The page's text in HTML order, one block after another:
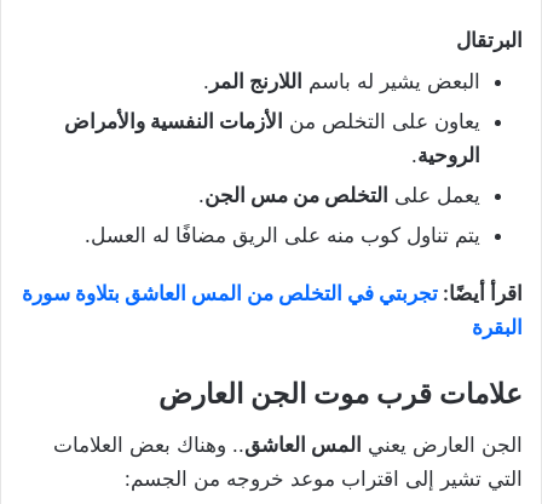
البرتقال
البعض يشير له باسم اللارنج المر .
يعاون على التخلص من الأزمات النفسية والأمراض
الروحية.
يعمل على التخلص من مس الجن.
يتم تناول كوب منه على الريق مضافًا له العسل.
اقرأ أيضًا: تجربتي في التخلص من المس العاشق بتلاوة سورة
البقرة
علامات قرب موت الجن العارض
الجن العارض يعني المس العاشق.. وهناك بعض العلامات
التي تشير إلى اقتراب موعد خروجه من الجسم: